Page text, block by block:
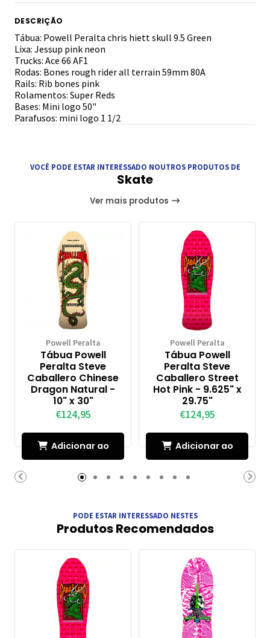
DESCRIÇÃO
Tábua: Powell Peralta chris hiett skull 9.5 Green
Lixa: Jessup pink neon
Trucks: Ace 66 AF1
Rodas: Bones rough rider all terrain 59mm 80A
Rails: Rib bones pink
Rolamentos: Super Reds
Bases: Mini logo 50"
Parafusos: mini logo 1 1/2
VOCÊ PODE ESTAR INTERESSADO NOUTROS PRODUTOS DE
Skate
Ver mais produtos
Powell Peralta
Tábua Powell
Peralta Steve
Caballero Chinese
Dragon Natural -
10" x 30"
€124,95
Adicionar ao
Carrinho
Powell Peralta
Tábua Powell
Peralta Steve
Caballero Street
Hot Pink - 9.625" x
29.75"
€124,95
Adicionar ao
Carrinho
PODE ESTAR INTERESSADO NESTES
Produtos Recomendados